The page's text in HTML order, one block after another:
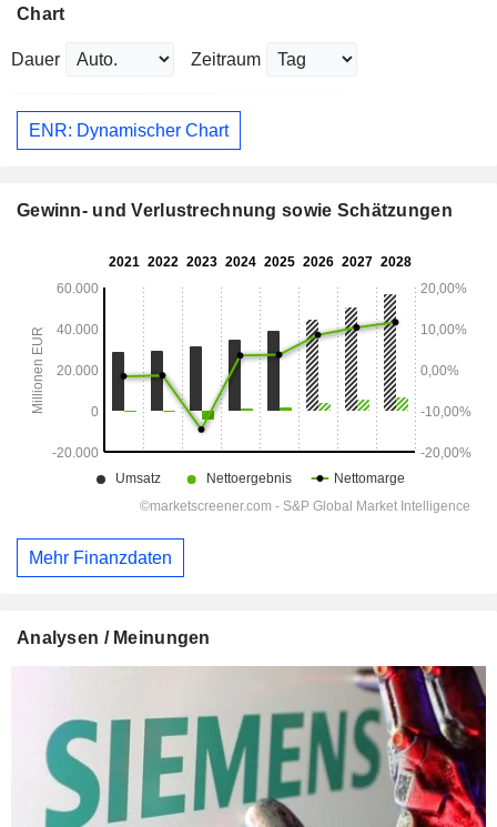
Chart
Dauer Zeitraum
ENR: Dynamischer Chart
Gewinn- und Verlustrechnung sowie Schätzungen
Mehr Finanzdaten
Analysen / Meinungen